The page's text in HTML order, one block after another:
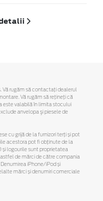
Vă rugăm să contactaţi dealerul
Vă rugăm să reţineţi că
este valabilă în limita stocului
anvelopa şi piesele de
cu grijă de la furnizori terți și pot
acestora pot fi obținute de la
și logourile sunt proprietatea
astfel de mărci de către compania
iPhone/iPod și
mărci și denumiri comerciale